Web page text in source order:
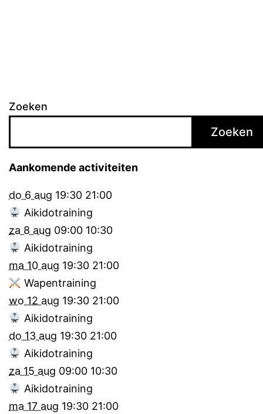
Zoeken
Zoeken
Aankomende activiteiten
do 6 aug 19:30 21:00
Aikidotraining
za 8 aug 09:00 10:30
Aikidotraining
ma 10 aug 19:30 21:00
Wapentraining
wo 12 aug 19:30 21:00
Aikidotraining
do 13 aug 19:30 21:00
Aikidotraining
za 15 aug 09:00 10:30
Aikidotraining
ma 17 aug 19:30 21:00